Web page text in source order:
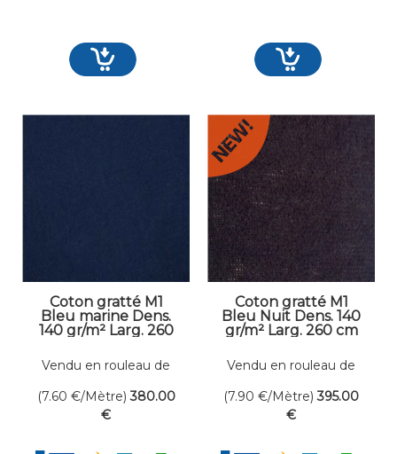
Coton gratté M1
Bleu marine Dens.
140 gr/m² Larg. 260
Vendu en rouleau de
(7.60 €/Mètre) 380.00
€
Coton gratté M1
Bleu Nuit Dens. 140
gr/m² Larg. 260 cm
Vendu en rouleau de
(7.90 €/Mètre) 395.00
€